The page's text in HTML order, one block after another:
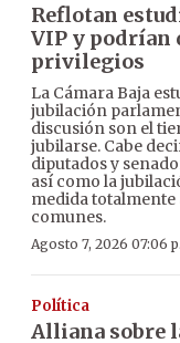
Reflotan
VIP y
privilegios
La Cámara Baja
jubilación
discusión son el
jubilarse. Cabe
diputados y
así como la
medida totalmente
comunes.
Agosto 7, 2026 07:06
Política
Alliana sobre